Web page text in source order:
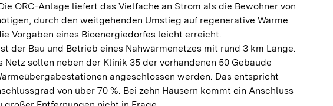
ORC-Anlage liefert das Vielfache an Strom als die Bewohner von
durch den weitgehenden Umstieg auf regenerative Wärme
Vorgaben eines Bioenergiedorfes leicht erreicht.
der Bau und Betrieb eines Nahwärmenetzes mit rund 3 km Länge.
Netz sollen neben der Klinik 35 der vorhandenen 50 Gebäude
angeschlossen werden. Das entspricht
von über 70 %. Bei zehn Häusern kommt ein Anschluss